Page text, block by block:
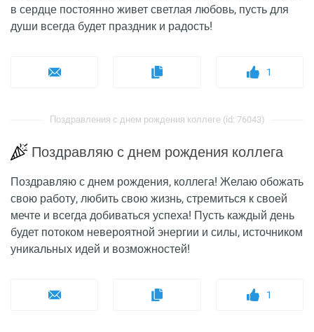
в сердце постоянно живет светлая любовь, пусть для
души всегда будет праздник и радость!
1
Поздравления с днем рождения коллеге (id: 76043)
Поздравляю с днем рождения коллега
Поздравляю с днем рождения, коллега! Желаю обожать
свою работу, любить свою жизнь, стремиться к своей
мечте и всегда добиваться успеха! Пусть каждый день
будет потоком невероятной энергии и силы, источником
уникальных идей и возможностей!
1